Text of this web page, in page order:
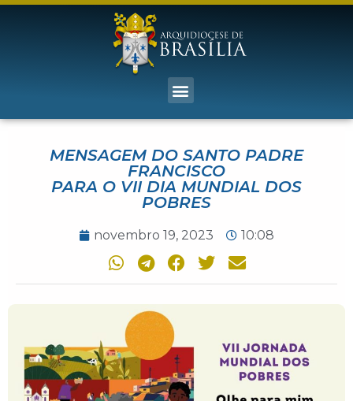
MENSAGEM DO SANTO PADRE
FRANCISCO
PARA O VII DIA MUNDIAL DOS
POBRES
novembro 19, 2023 10:08